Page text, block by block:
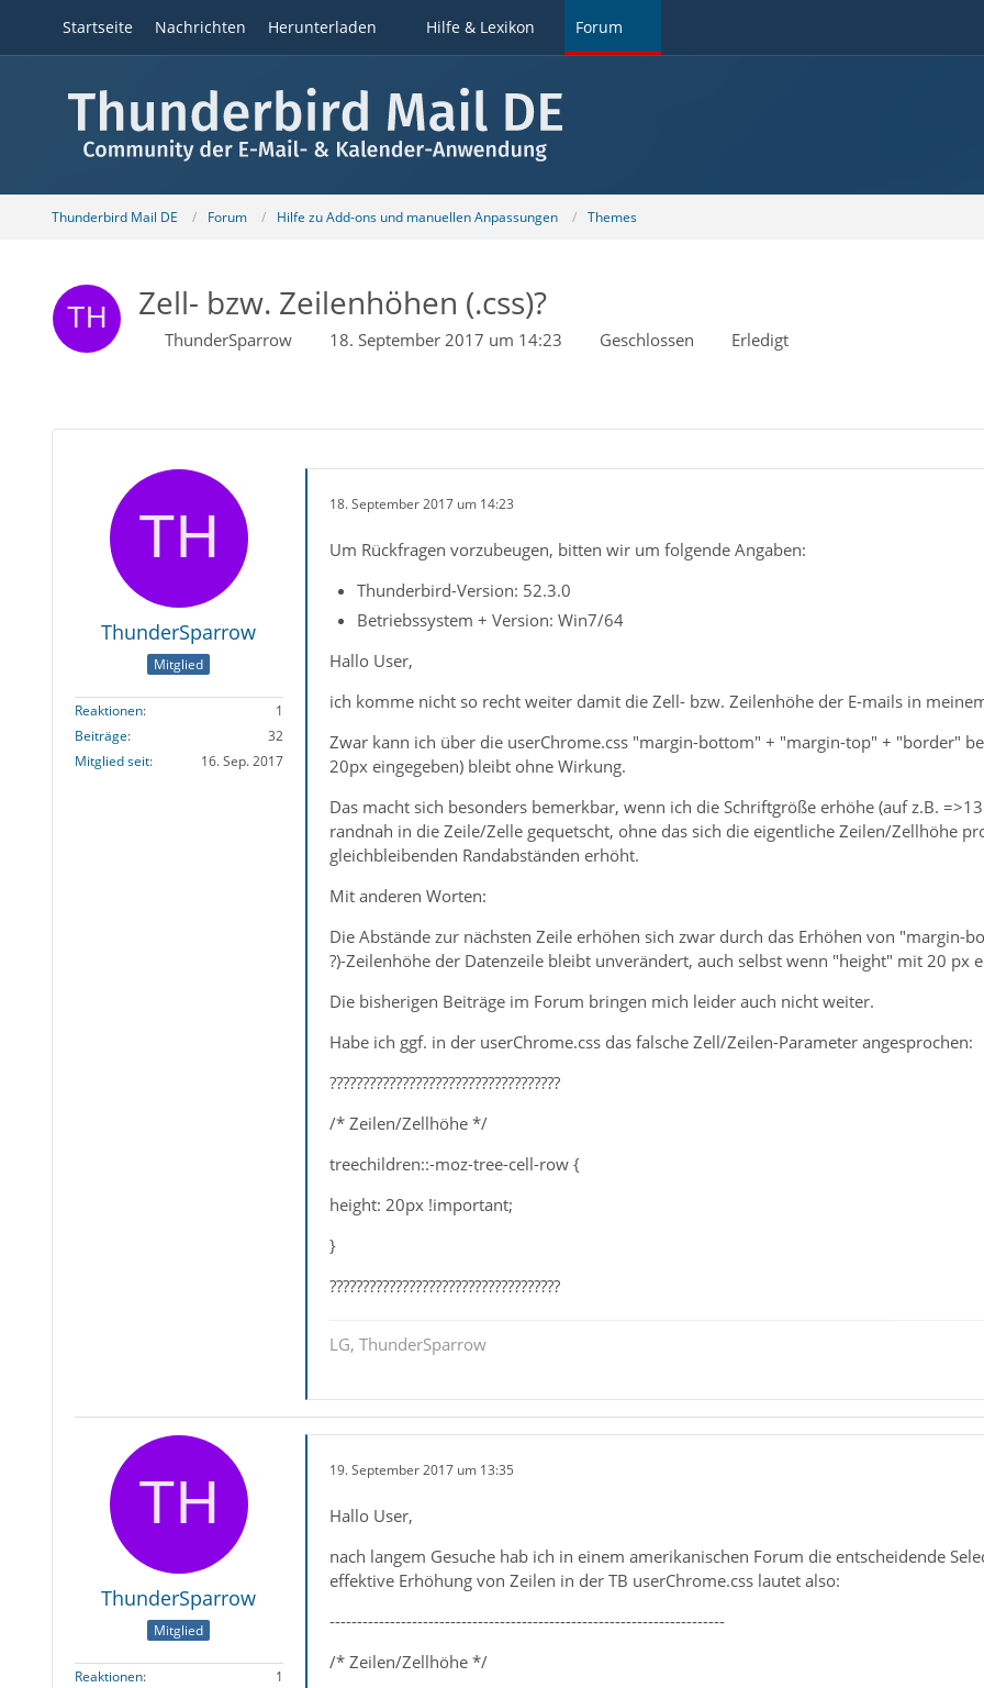
Startseite Nachrichten Herunterladen Hilfe & Lexikon Forum
Thunderbird Mail DE Forum Hilfe zu Add-ons und manuellen Anpassungen Themes
Zell- bzw. Zeilenhöhen (.css)?
ThunderSparrow 18. September 2017 um 14:23 Geschlossen Erledigt
ThunderSparrow
Mitglied
Reaktionen
1
Beiträge
32
Mitglied seit
16. Sep. 2017
18. September 2017 um 14:23
Um Rückfragen vorzubeugen, bitten wir um folgende Angaben:
Thunderbird-Version: 52.3.0
Betriebssystem + Version: Win7/64
Hallo User,
ich komme nicht so recht weiter damit die Zell- bzw. Zeilenhöhe der E-mails in
Zwar kann ich über die userChrome.css "margin-bottom" + "margin-top" + "border"
20px eingegeben) bleibt ohne Wirkung.
Das macht sich besonders bemerkbar, wenn ich die Schriftgröße erhöhe (auf z.B.
randnah in die Zeile/Zelle gequetscht, ohne das sich die eigentliche Zeilen/Zellhöhe
gleichbleibenden Randabständen erhöht.
Mit anderen Worten:
Die Abstände zur nächsten Zeile erhöhen sich zwar durch das Erhöhen von
?)-Zeilenhöhe der Datenzeile bleibt unverändert, auch selbst wenn "height" mit 20 px
Die bisherigen Beiträge im Forum bringen mich leider auch nicht weiter.
Habe ich ggf. in der userChrome.css das falsche Zell/Zeilen-Parameter angesprochen:
???????????????????????????????????
/* Zeilen/Zellhöhe */
treechildren::-moz-tree-cell-row {
height: 20px !important;
}
???????????????????????????????????
LG, ThunderSparrow
ThunderSparrow
Mitglied
Reaktionen
1
19. September 2017 um 13:35
Hallo User,
nach langem Gesuche hab ich in einem amerikanischen Forum die entscheidende
effektive Erhöhung von Zeilen in der TB userChrome.css lautet also:
------------------------------------------------------------------------
/* Zeilen/Zellhöhe */